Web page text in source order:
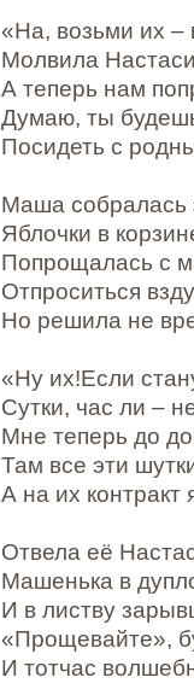
«На, возьми их –
Молвила
А теперь нам
Думаю, ты
Посидеть с
Маша собралась
Яблочки в
Попрощалась с
Отпроситься
Но решила не
«Ну их!Если
Сутки, час ли –
Мне теперь до
Там все эти
А на их контракт
Отвела её
Машенька в
И в листву
«Прощевайте»,
И тотчас